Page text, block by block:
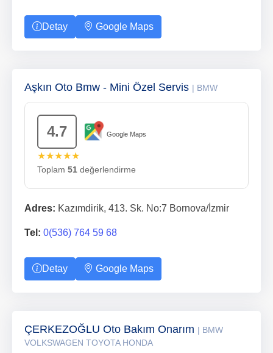
Detay Google Maps
Aşkın Oto Bmw - Mini Özel Servis | BMW
4.7 Google Maps
★★★★★
Toplam 51 değerlendirme
Adres: Kazımdirik, 413. Sk. No:7 Bornova/İzmir
Tel: 0(536) 764 59 68
Detay Google Maps
ÇERKEZOĞLU Oto Bakım Onarım | BMW
VOLKSWAGEN TOYOTA HONDA